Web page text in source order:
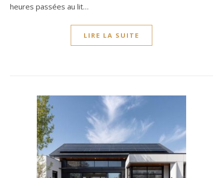
heures passées au lit…
LIRE LA SUITE